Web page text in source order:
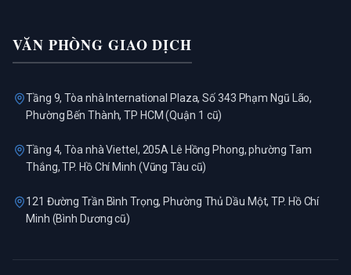
VĂN PHÒNG GIAO DỊCH
Tầng 9, Tòa nhà International Plaza, Số 343 Phạm Ngũ Lão,
Phường Bến Thành, TP HCM (Quận 1 cũ)
Tầng 4, Tòa nhà Viettel, 205A Lê Hồng Phong, phường Tam
Thắng, TP. Hồ Chí Minh (Vũng Tàu cũ)
121 Đường Trần Bình Trọng, Phường Thủ Dầu Một, TP. Hồ Chí
Minh (Bình Dương cũ)